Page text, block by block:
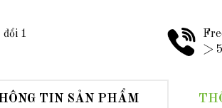
đổi 1
>
TIN SẢN PHẨM